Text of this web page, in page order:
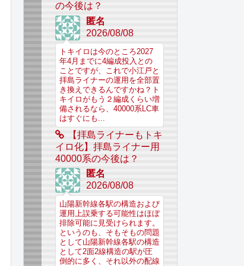
の今後は？
匿名
2026/08/08
トキイロは今のところ2027
年4月までに4編成投入との
ことですが、これで小江戸と
拝島ライナーの運用を全部置
き換えできるんですかね？ト
キイロがもう２編成くらい増
備されるなら、40000系LC車
はすぐにも...
【拝島ライナーもトキ
イロ化】拝島ライナー用
40000系の今後は？
匿名
2026/08/08
山陽新幹線各駅の構造および
運用上誤乗する可能性はほぼ
排除可能に見受けられます。
というのも、そもそもの問題
として山陽新幹線各駅の構造
として2面2線構造の駅が圧
倒的に多く、それ以外の配線